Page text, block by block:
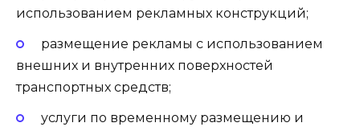
использованием рекламных конструкций;
размещение рекламы с использованием
внешних и внутренних поверхностей
транспортных средств;
услуги по временному размещению и